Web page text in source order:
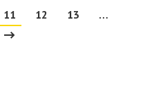
11 12 13
…